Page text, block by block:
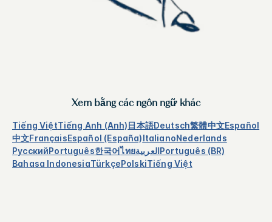
Xem bằng các ngôn ngữ khác
Tiếng ViệtTiếng Anh (Anh)日本語Deutsch繁體中文Español
中文FrançaisEspañol (España)ItalianoNederlands
РусскийPortuguês한국어ไทยالعربيةPortuguês (BR)
Bahasa IndonesiaTürkçePolskiTiếng Việt